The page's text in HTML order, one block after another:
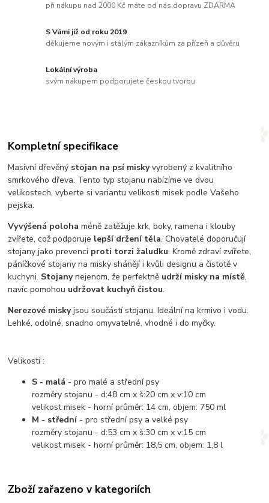
při nákupu nad 2000 Kč máte od nás dopravu ZDARMA
S Vámi již od roku 2019
děkujeme novým i stálým zákazníkům za přízeň a důvěru
Lokální výroba
svým nákupem podporujete českou tvorbu
Kompletní specifikace
Masivní dřevěný stojan na psí miskyvyrobený z kvalitního
smrkového dřeva. Tento typ stojanu nabízíme ve dvou
velikostech, vyberte si variantu velikosti misek podle Vašeho
pejska.
Vyvýšená polohaméně zatěžuje krk, boky, ramena i klouby
zvířete, což podporuje lepší držení těla. Chovatelé doporučují
stojany jako prevenci proti torzi žaludku. Kromě zdraví zvířete,
páníčkové stojany na misky shánějí i kvůli designu a čistotě v
kuchyni. Stojanynejenom, že perfektně udrží misky na místě,
navíc pomohou udržovat kuchyň čistou.
Nerezové miskyjsou součástí stojanu. Ideální na krmivo i vodu.
Lehké, odolné, snadno omyvatelné, vhodné i do myčky.
Velikosti :
S - malá - pro malé a střední psy
rozměry stojanu - d:48 cm x š:20 cm x v:10 cm
velikost misek - horní průměr: 14 cm, objem: 750 ml
M - střední- pro střední psy a velké psy
rozměry stojanu - d:53 cm x š:30 cm x v:15 cm
velikost misek - horní průměr: 18,5 cm, objem: 1,8 l
Zboží zařazeno v kategoriích